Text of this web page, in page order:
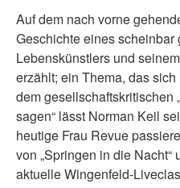
Auf dem nach vorne
Geschichte eines scheinbar
Lebenskünstlers und
erzählt; ein Thema, das
dem gesellschaftskritischen
sagen“ lässt Norman Keil
heutige Frau Revue
von „Springen in die Nacht“
aktuelle Wingenfeld-